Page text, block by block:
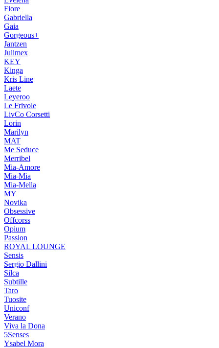
Fiore
Gabriella
Gaia
Gorgeous+
Jantzen
Julimex
KEY
Kinga
Kris Line
Laete
Leyeroo
Le Frivole
LivCo Corsetti
Lorin
Marilyn
MAT
Me Seduce
Merribel
Mia-Amore
Mia-Mia
Mia-Mella
MY
Novika
Obsessive
Offcorss
Opium
Passion
ROYAL LOUNGE
Sensis
Sergio Dallini
Silca
Subtille
Taro
Tuosite
Uniconf
Verano
Viva la Dona
5Senses
Ysabel Mora